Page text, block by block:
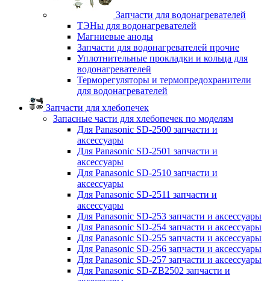
Запчасти для водонагревателей
ТЭНы для водонагревателей
Магниевые аноды
Запчасти для водонагревателей прочие
Уплотнительные прокладки и кольца для
водонагревателей
Терморегуляторы и термопредохранители
для водонагревателей
Запчасти для хлебопечек
Запасные части для хлебопечек по моделям
Для Panasonic SD-2500 запчасти и
аксессуары
Для Panasonic SD-2501 запчасти и
аксессуары
Для Panasonic SD-2510 запчасти и
аксессуары
Для Panasonic SD-2511 запчасти и
аксессуары
Для Panasonic SD-253 запчасти и аксессуары
Для Panasonic SD-254 запчасти и аксессуары
Для Panasonic SD-255 запчасти и аксессуары
Для Panasonic SD-256 запчасти и аксессуары
Для Panasonic SD-257 запчасти и аксессуары
Для Panasonic SD-ZB2502 запчасти и